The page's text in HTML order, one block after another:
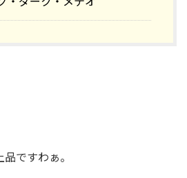
ですわぁ。